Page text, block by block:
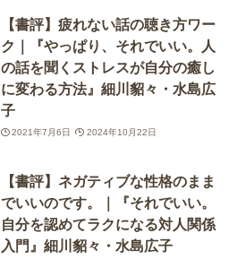
【書評】疲れない話の聴き方ワー
ク｜『やっぱり、それでいい。人
の話を聞くストレスが自分の癒し
に変わる方法』細川貂々・水島広
子
2021年7月6日 2024年10月22日
【書評】ネガティブな性格のまま
でいいのです。｜『それでいい。
自分を認めてラクになる対人関係
入門』細川貂々・水島広子